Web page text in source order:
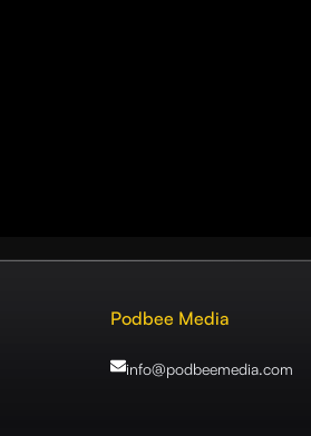
Podbee Media
info@podbeemedia.com